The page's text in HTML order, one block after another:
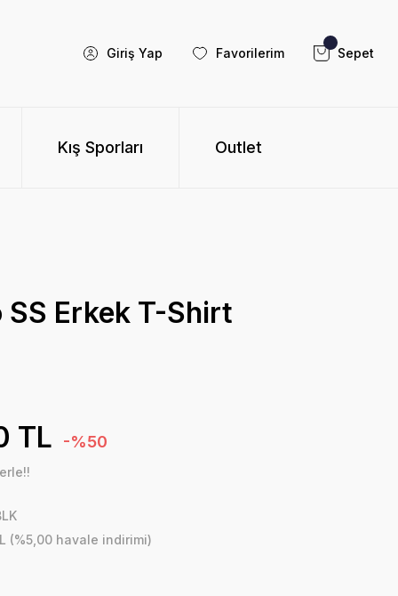
Giriş Yap Favorilerim Sepet
Kış Sporları Outlet
SS Erkek T-Shirt
TL -%50
(%5,00 havale indirimi)